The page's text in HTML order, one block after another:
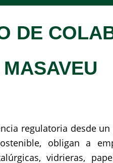
DE
regulatoria desde
obligan a
vidrieras,